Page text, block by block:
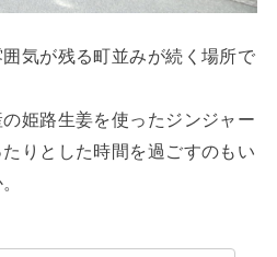
気が残る町並みが続く場所で
姫路生姜を使ったジンジャー
りとした時間を過ごすのもい